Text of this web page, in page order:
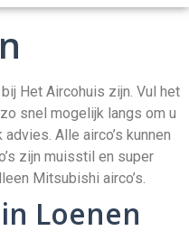
Het Aircohuis zijn. Vul het
snel mogelijk langs om u
Alle airco’s kunnen
zijn muisstil en super
Mitsubishi airco’s.
Loenen